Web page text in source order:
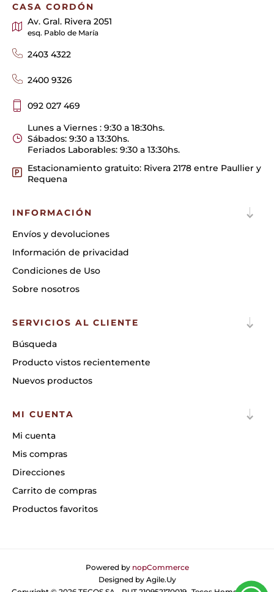
CASA CORDÓN
Av. Gral. Rivera 2051
esq. Pablo de María
2403 4322
2400 9326
092 027 469
Lunes a Viernes : 9:30 a 18:30hs.
Sábados: 9:30 a 13:30hs.
Feriados Laborables: 9:30 a 13:30hs.
Estacionamiento gratuito: Rivera 2178 entre Paullier y
Requena
INFORMACIÓN
Envíos y devoluciones
Información de privacidad
Condiciones de Uso
Sobre nosotros
SERVICIOS AL CLIENTE
Búsqueda
Producto vistos recientemente
Nuevos productos
MI CUENTA
Mi cuenta
Mis compras
Direcciones
Carrito de compras
Productos favoritos
Powered by nopCommerce
Designed by Agile.Uy